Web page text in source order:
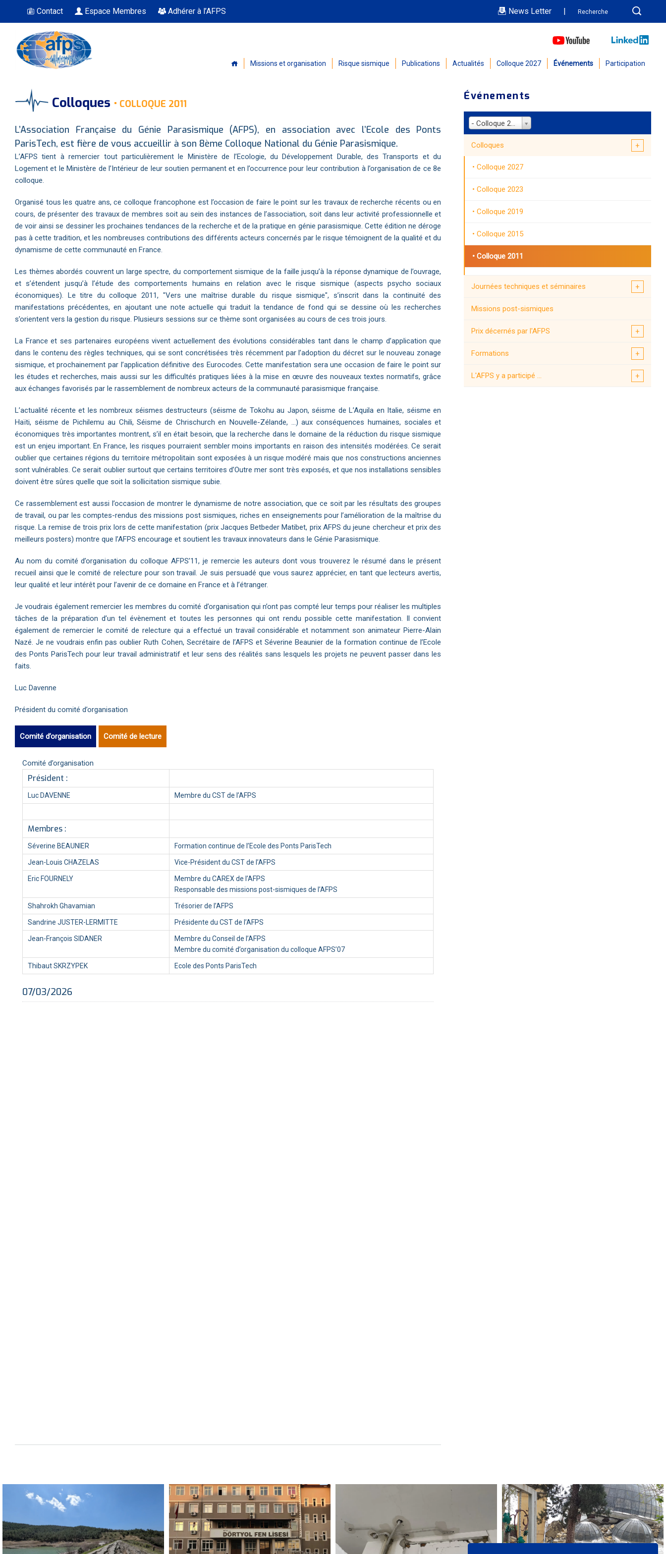
Contact Espace Membres Adhérer à l’AFPS News Letter |
Missions et organisation Risque sismique Publications Actualités Colloque 2027 Événements Participation
Vous êtes ici
Colloques • COLLOQUE 2011
L’Association Française du Génie Parasismique (AFPS), en association avec l’Ecole des Ponts
ParisTech, est fière de vous accueillir à son 8ème Colloque National du Génie Parasismique.
L’AFPS tient à remercier tout particulièrement le Ministère de l’Ecologie, du Développement Durable, des Transports et du
Logement et le Ministère de l’Intérieur de leur soutien permanent et en l’occurrence pour leur contribution à l’organisation de ce 8e
colloque.
Organisé tous les quatre ans, ce colloque francophone est l’occasion de faire le point sur les travaux de recherche récents ou en
cours, de présenter des travaux de membres soit au sein des instances de l’association, soit dans leur activité professionnelle et
de voir ainsi se dessiner les prochaines tendances de la recherche et de la pratique en génie parasismique. Cette édition ne déroge
pas à cette tradition, et les nombreuses contributions des différents acteurs concernés par le risque témoignent de la qualité et du
dynamisme de cette communauté en France.
Les thèmes abordés couvrent un large spectre, du comportement sismique de la faille jusqu’à la réponse dynamique de l’ouvrage,
et s’étendent jusqu’à l’étude des comportements humains en relation avec le risque sismique (aspects psycho sociaux
économiques). Le titre du colloque 2011, "Vers une maîtrise durable du risque sismique", s’inscrit dans la continuité des
manifestations précédentes, en ajoutant une note actuelle qui traduit la tendance de fond qui se dessine où les recherches
s’orientent vers la gestion du risque. Plusieurs sessions sur ce thème sont organisées au cours de ces trois jours.
La France et ses partenaires européens vivent actuellement des évolutions considérables tant dans le champ d’application que
dans le contenu des règles techniques, qui se sont concrétisées très récemment par l’adoption du décret sur le nouveau zonage
sismique, et prochainement par l’application définitive des Eurocodes. Cette manifestation sera une occasion de faire le point sur
les études et recherches, mais aussi sur les difficultés pratiques liées à la mise en œuvre des nouveaux textes normatifs, grâce
aux échanges favorisés par le rassemblement de nombreux acteurs de la communauté parasismique française.
L’actualité récente et les nombreux séismes destructeurs (séisme de Tokohu au Japon, séisme de L’Aquila en Italie, séisme en
Haïti, séisme de Pichilemu au Chili, Séisme de Chrischurch en Nouvelle-Zélande, …) aux conséquences humaines, sociales et
économiques très importantes montrent, s’il en était besoin, que la recherche dans le domaine de la réduction du risque sismique
est un enjeu important. En France, les risques pourraient sembler moins importants en raison des intensités modérées. Ce serait
oublier que certaines régions du territoire métropolitain sont exposées à un risque modéré mais que nos constructions anciennes
sont vulnérables. Ce serait oublier surtout que certains territoires d’Outre mer sont très exposés, et que nos installations sensibles
doivent être sûres quelle que soit la sollicitation sismique subie.
Ce rassemblement est aussi l’occasion de montrer le dynamisme de notre association, que ce soit par les résultats des groupes
de travail, ou par les comptes-rendus des missions post sismiques, riches en enseignements pour l’amélioration de la maîtrise du
risque. La remise de trois prix lors de cette manifestation (prix Jacques Betbeder Matibet, prix AFPS du jeune chercheur et prix des
meilleurs posters) montre que l’AFPS encourage et soutient les travaux innovateurs dans le Génie Parasismique.
Au nom du comité d’organisation du colloque AFPS’11, je remercie les auteurs dont vous trouverez le résumé dans le présent
recueil ainsi que le comité de relecture pour son travail. Je suis persuadé que vous saurez apprécier, en tant que lecteurs avertis,
leur qualité et leur intérêt pour l’avenir de ce domaine en France et à l’étranger.
Je voudrais également remercier les membres du comité d’organisation qui n’ont pas compté leur temps pour réaliser les multiples
tâches de la préparation d’un tel évènement et toutes les personnes qui ont rendu possible cette manifestation. Il convient
également de remercier le comité de relecture qui a effectué un travail considérable et notamment son animateur Pierre-Alain
Nazé. Je ne voudrais enfin pas oublier Ruth Cohen, Secrétaire de l’AFPS et Séverine Beaunier de la formation continue de l’Ecole
des Ponts ParisTech pour leur travail administratif et leur sens des réalités sans lesquels les projets ne peuvent passer dans les
faits.
Luc Davenne
Président du comité d’organisation
Comité d’organisation Comité de lecture
Comité d’organisation
Président :
Luc DAVENNE Membre du CST de l’AFPS
Membres :
Séverine BEAUNIER Formation continue de l’Ecole des Ponts ParisTech
Jean-Louis CHAZELAS Vice-Président du CST de l’AFPS
Eric FOURNELY
Membre du CAREX de l’AFPS
Responsable des missions post-sismiques de l’AFPS
Shahrokh Ghavamian Trésorier de l’AFPS
Sandrine JUSTER-LERMITTE Présidente du CST de l’AFPS
Jean-François SIDANER
Membre du Conseil de l’AFPS
Membre du comité d’organisation du colloque AFPS’07
Thibaut SKRZYPEK Ecole des Ponts ParisTech
07/03/2026
Événements
- Colloque 2011
Colloques
Colloque 2027
Colloque 2023
Colloque 2019
Colloque 2015
Colloque 2011
Journées techniques et séminaires
Missions post-sismiques
Prix décernés par l'AFPS
Formations
L'AFPS y a participé ...